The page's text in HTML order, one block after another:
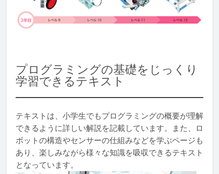
プログラミングの基礎をじっくり
学習できるテキスト
テキストは、小学生でもプログラミングの概要が理解
できるように詳しい解説を記載しています。また、ロ
ボットの構造やセンサーの仕組みなどを学ぶページも
あり、楽しみながら様々な知識を吸収できるテキスト
となっています。